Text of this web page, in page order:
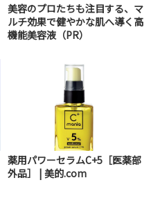
美容のプロたちも注目する、マ
ルチ効果で健やかな肌へ導く高
機能美容液（PR）
薬用パワーセラムC+5［医薬部
外品］ | 美的.com